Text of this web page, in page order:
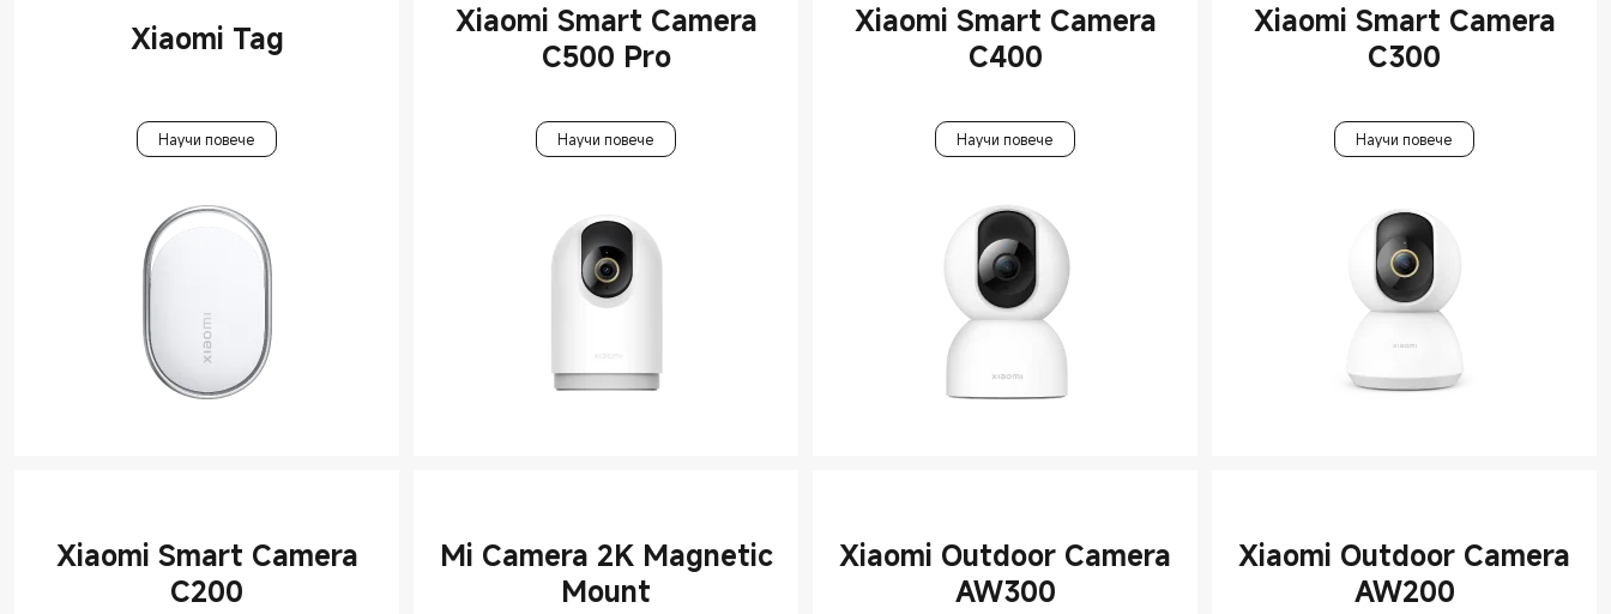
Xiaomi Tag
Научи повече
Xiaomi Smart Camera
C500 Pro
Научи повече
Xiaomi Smart Camera
C400
Научи повече
Xiaomi Smart Camera
C300
Научи повече
Xiaomi Smart Camera
C200
Mi Camera 2K Magnetic
Mount
Xiaomi Outdoor Camera
AW300
Xiaomi Outdoor Camera
AW200